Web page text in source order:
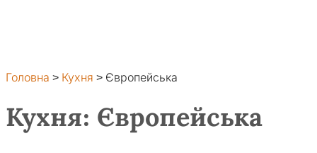
Головна > Кухня > Європейська
Кухня: Європейська